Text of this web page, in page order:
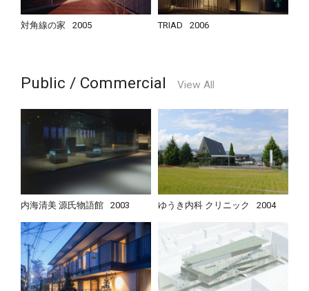
対角線の家 2005 TRIAD 2006
Public / Commercial View All
内海清美 源氏物語館 2003 ゆうき内科 クリニック 2004